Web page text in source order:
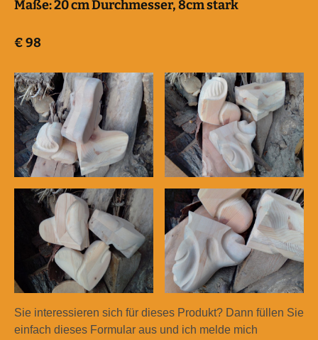
Maße:20 cm Durchmesser, 8cm stark
€98
Sie interessieren sich für dieses Produkt? Dann füllen Sie
einfach dieses Formular aus und ich melde mich